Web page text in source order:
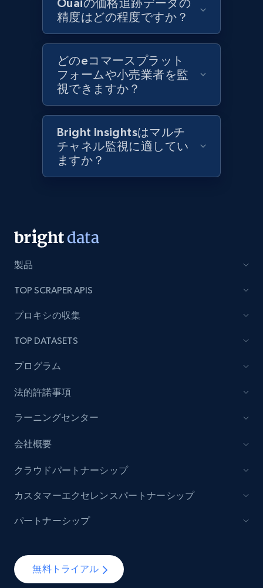
Category id, Product id, Product name, Price,
Currency, Colour code, Colour, Description, and
more.
1.2K+ 208+ 今すぐ始める
Best Buy products
URL, Product id, Title, Images, Final price,
Currency, Discount, Initial price, and more.
products using specified keywords
URL, Product id, Title, Images, Final price,
Lowes.com
Model number, Gtin ean pn, Product name, and
991+
Lowes.com - Gather data on products using
URL, Domain, Marketplace pn, Sku, Other pn,
Model number, Gtin ean pn, Product name, and
more.
Ouaiの価格追跡データの
精度はどの程度ですか？
どのeコマースプラット
フォームや小売業者を監
視できますか？
Bright Insightsはマルチ
チャネル監視に適してい
ますか？
製品
TOP SCRAPER APIS
プロキシの収集
TOP DATASETS
プログラム
法的許諾事項
ラーニングセンター
会社概要
無料トライアル
クラウドパートナーシップ
カスタマーエクセレンスパートナーシップ
パートナーシップ